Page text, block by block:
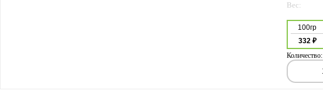
Вес:
100гр
332 ₽
Количество: